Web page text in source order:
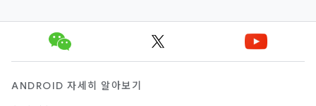
ANDROID 자세히 알아보기